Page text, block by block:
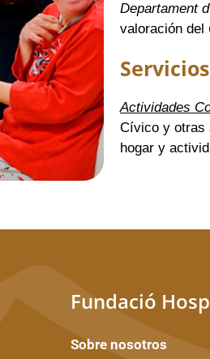
Departament
valoración del
Servicios
Actividades
Cívico y otras
hogar y
Fundació
Sobre nosotros